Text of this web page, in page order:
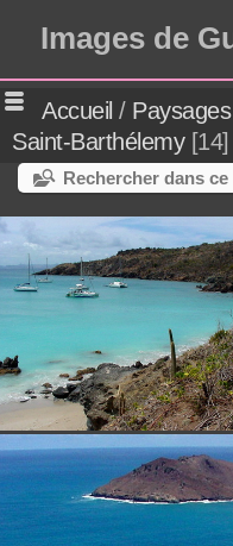
Images de
Accueil /
Saint-Barthélemy 14
Rechercher dans